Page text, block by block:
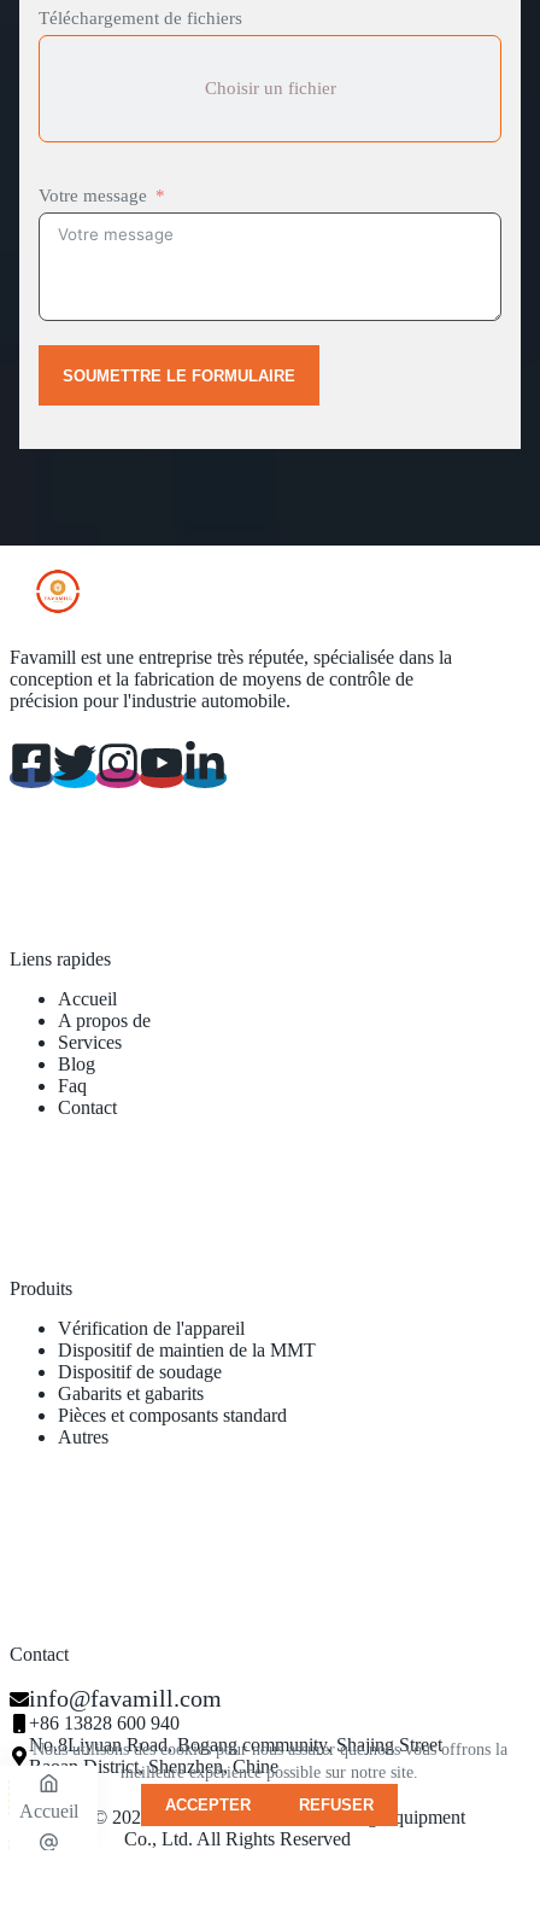
Nous utilisons des cookies pour nous assurer que nous vous offrons la
meilleure expérience possible sur notre site.
ACCEPTER
REFUSER
Téléchargement de fichiers
Choisir un fichier
Votre message
SOUMETTRE LE FORMULAIRE
Favamill est une entreprise très réputée, spécialisée dans la
conception et la fabrication de moyens de contrôle de
précision pour l'industrie automobile.
Liens rapides
Accueil
A propos de
Services
Blog
Faq
Contact
Produits
Vérification de l'appareil
Dispositif de maintien de la MMT
Dispositif de soudage
Gabarits et gabarits
Pièces et composants standard
Autres
Contact
info@favamill.com
+86 13828 600 940
No.8Liyuan Road, Bogang community, Shajing Street
Baoan District, Shenzhen, Chine
Copyright © 2026 - Shenzhen Famamill Testing Equipment
Co., Ltd. All Rights Reserved
Accueil